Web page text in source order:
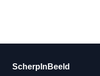
ScherpInBeeld